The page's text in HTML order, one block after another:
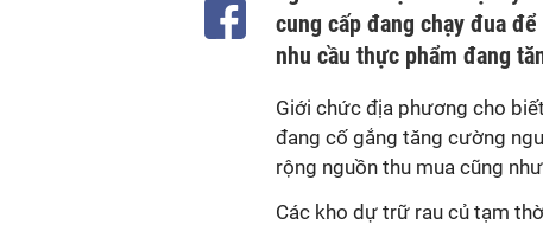
cung cấp đang chạy đua
nhu cầu thực phẩm đang
Giới chức địa phương cho
đang cố gắng tăng cường
rộng nguồn thu mua cũng
Các kho dự trữ rau củ tạm